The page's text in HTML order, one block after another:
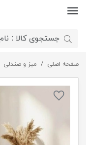
صفحه اصلی میز و صندلی
صندلی پایه فلزی الماس